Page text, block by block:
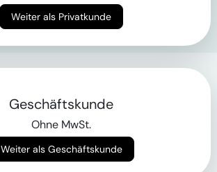
Weiter als Privatkunde
Geschäftskunde
Ohne MwSt.
Weiter als Geschäftskunde